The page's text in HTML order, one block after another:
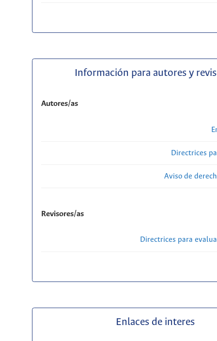
Información para autores y
Autores/as
Directrices
Aviso de
Revisores/as
Directrices para
Enlaces de interes